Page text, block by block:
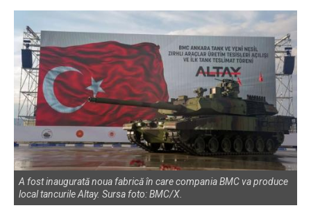
A fost inaugurată noua fabrică în care compania BMC va produce
local tancurile Altay. Sursa foto: BMC/X.